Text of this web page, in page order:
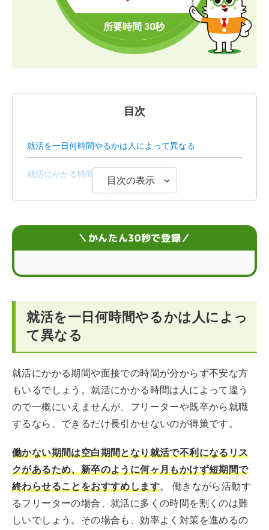
目次
就活を一日何時間やるかは人によって異なる
就活にかかる時間とは
就活で時間がかかる準備
効率的に就活に時間を充てるコツ
就活の時間配分が心配なら就職支援サービスの利用がお
就活の時間に関するFAQ
目次の表示
＼かんたん30秒で登録／
就活を一日何時間やるかは人によっ
て異なる
就活にかかる期間や面接での時間が分からず不安な方
もいるでしょう。就活にかかる時間は人によって違う
ので一概にいえませんが、フリーターや既卒から就職
するなら、できるだけ長引かせないのが得策です。
働かない期間は空白期間となり就活で不利になるリス
クがあるため、新卒のように何ヶ月もかけず短期間で
終わらせることをおすすめします。 働きながら活動す
るフリーターの場合、就活に多くの時間を割くのは難
しいでしょう。その場合も、効率よく対策を進めるの